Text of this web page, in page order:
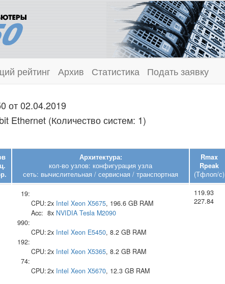
рейтинг Архив Статистика Подать заявку
от 02.04.2019
Ethernet (Количество систем: 1)
Архитектура:
кол-во узлов: конфигурация узла
сеть: вычислительная / сервисная / транспортная
Rmax
Rpeak
(Тфлоп/с)
19:
CPU:2x Intel Xeon X5675, 196.6 GB RAM
Acc: 8x NVIDIA Tesla M2090
990:
CPU:2x Intel Xeon E5450, 8.2 GB RAM
192:
CPU:2x Intel Xeon X5365, 8.2 GB RAM
74:
CPU:2x Intel Xeon X5670, 12.3 GB RAM
119.93
227.84